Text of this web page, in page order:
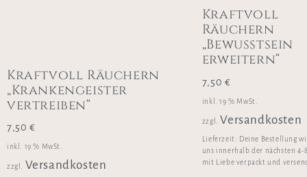
Kraftvoll Räuchern
„Krankengeister
vertreiben“
7,50 €
inkl. 19 % MwSt.
zzgl. Versandkosten
Kraftvoll
Räuchern
„Bewusstsein
erweitern“
7,50 €
inkl. 19 % MwSt.
zzgl. Versandkosten
Lieferzeit: Deine Bestellung
uns innerhalb der nächsten 4-
mit Liebe verpackt und